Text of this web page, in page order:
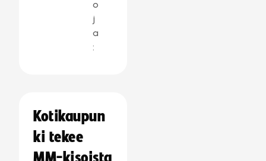
o
j
a
:
Kotikaupun
ki tekee